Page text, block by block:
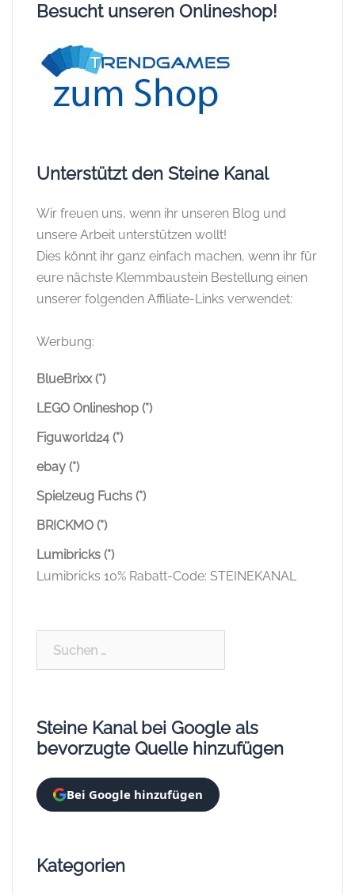
Besucht unseren Onlineshop!
Unterstützt den Steine Kanal
Wir freuen uns, wenn ihr unseren Blog und
unsere Arbeit unterstützen wollt!
Dies könnt ihr ganz einfach machen, wenn ihr für
eure nächste Klemmbaustein Bestellung einen
unserer folgenden Affiliate-Links verwendet:
Werbung:
BlueBrixx (*)
LEGO Onlineshop (*)
Figuworld24 (*)
ebay (*)
Spielzeug Fuchs (*)
BRICKMO (*)
Lumibricks (*)
Lumibricks 10% Rabatt-Code: STEINEKANAL
Steine Kanal bei Google als
bevorzugte Quelle hinzufügen
Bei Google hinzufügen
Kategorien